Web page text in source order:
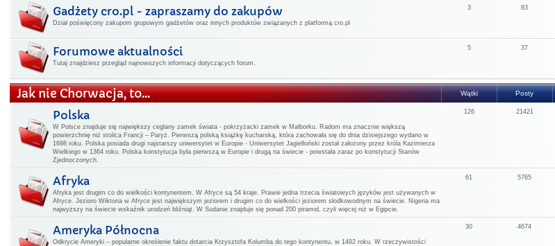
Gadżety cro.pl - zapraszamy do zakupów
Dział poświęcony zakupom grupowym gadżetów oraz innych produktów związanych z platformą cro.pl
3 83
Forumowe aktualności
Tutaj znajdziesz przegląd najnowszych informacji dotyczących forum.
5 37
Jak nie Chorwacja, to... Wątki Posty
Polska
W Polsce znajduje się największy ceglany zamek świata - pokrzyżacki zamek w Malborku. Radom ma znacznie większą
powierzchnię niż stolica Francji – Paryż. Pierwszą polską książkę kucharską, która zachowała się do dnia dzisiejszego wydano w
1698 roku. Polska posiada drugi najstarszy uniwersytet w Europie - Uniwersytet Jagielloński został założony przez króla Kazimierza
Wielkiego w 1364 roku. Polska konstytucja była pierwszą w Europie i drugą na świecie - powstała zaraz po konstytucji Stanów
Zjednoczonych.
126 21421
Afryka
Afryka jest drugim co do wielkości kontynentem. W Afryce są 54 kraje. Prawie jedna trzecia światowych języków jest używanych w
Afryce. Jezioro Wiktoria w Afryce jest największym jeziorem i drugim co do wielkości jeziorem słodkowodnym na świecie. Nigeria ma
najwyższy na świecie wskaźnik urodzeń bliźniąt. W Sudanie znajduje się ponad 200 piramid, czyli więcej niż w Egipcie.
61 5765
Ameryka Północna
Odkrycie Ameryki – popularne określenie faktu dotarcia Krzysztofa Kolumba do tego kontynentu, w 1492 roku. W rzeczywistości
30 4674